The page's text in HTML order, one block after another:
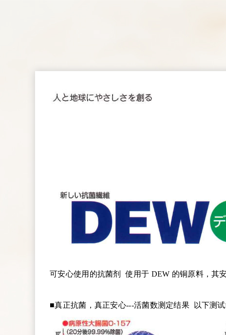
可安心使用的抗菌剂 使用于 DEW 的铜原料，其
■真正抗菌，真正安心---活菌数测定结果 以下测